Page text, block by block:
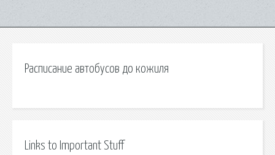
Расписание автобусов до кожиля
Links to Important Stuff